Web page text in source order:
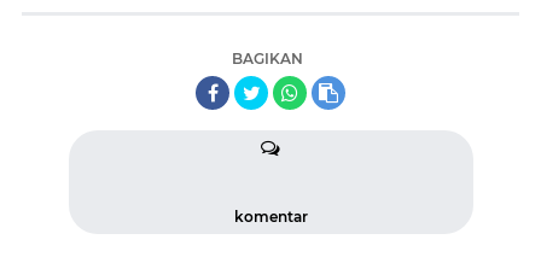
BAGIKAN
komentar